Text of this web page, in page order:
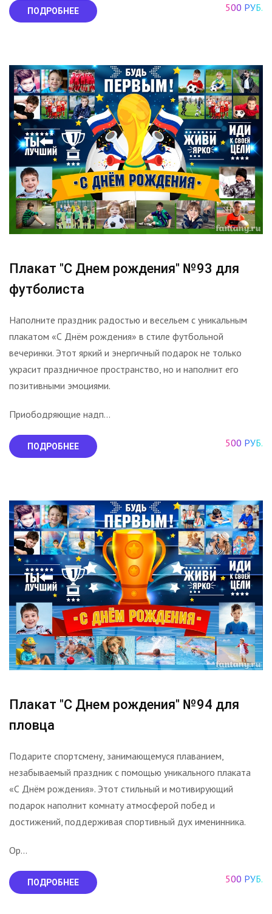
ПОДРОБНЕЕ 500 РУБ.
Плакат "С Днем рождения" №93 для
футболиста
Наполните праздник радостью и весельем с уникальным
плакатом «С Днём рождения» в стиле футбольной
вечеринки. Этот яркий и энергичный подарок не только
украсит праздничное пространство, но и наполнит его
позитивными эмоциями.
Приободряющие надп...
ПОДРОБНЕЕ 500 РУБ.
Плакат "С Днем рождения" №94 для
пловца
Подарите спортсмену, занимающемуся плаванием,
незабываемый праздник с помощью уникального плаката
«С Днём рождения». Этот стильный и мотивирующий
подарок наполнит комнату атмосферой побед и
достижений, поддерживая спортивный дух именинника.
Ор...
ПОДРОБНЕЕ 500 РУБ.